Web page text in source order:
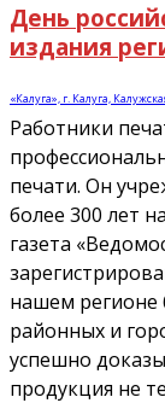
День
издания
«Калуга», г. Калуга,
Работники
печати. Он
более 300 лет
газета
нашем регионе
районных и
успешно
продукция не